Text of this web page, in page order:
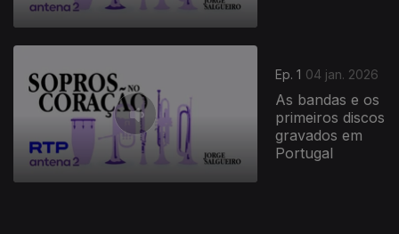
Ep. 1 04 jan. 2026
As bandas e os
primeiros discos
gravados em
Portugal